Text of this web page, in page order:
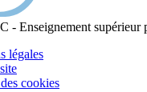
- Enseignement supérieur
légales
cookies